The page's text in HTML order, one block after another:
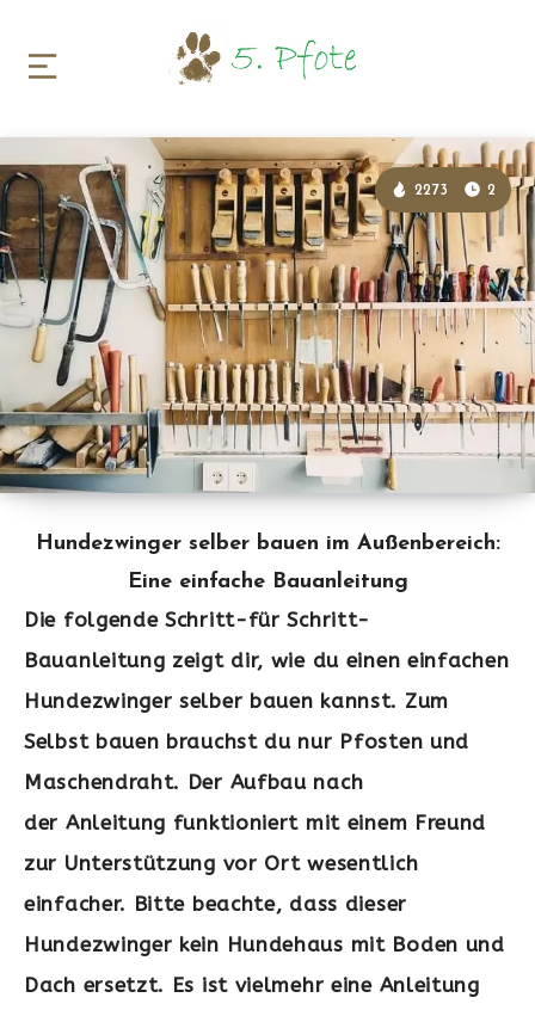
Hundezwinger selber bauen im Außenbereich:
Eine einfache Bauanleitung
2273 2
Die folgende Schritt-für Schritt-
Bauanleitung zeigt dir, wie du einen einfachen
Hundezwinger selber bauen kannst. Zum
Selbst bauen brauchst du nur Pfosten und
Maschendraht. Der Aufbau nach
der Anleitung funktioniert mit einem Freund
zur Unterstützung vor Ort wesentlich
einfacher. Bitte beachte, dass dieser
Hundezwinger kein Hundehaus mit Boden und
Dach ersetzt. Es ist vielmehr eine Anleitung